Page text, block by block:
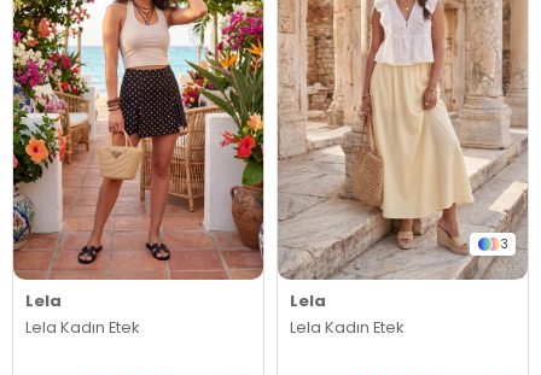
Lela
Lela Kadın Etek
3
Lela
Lela Kadın Etek